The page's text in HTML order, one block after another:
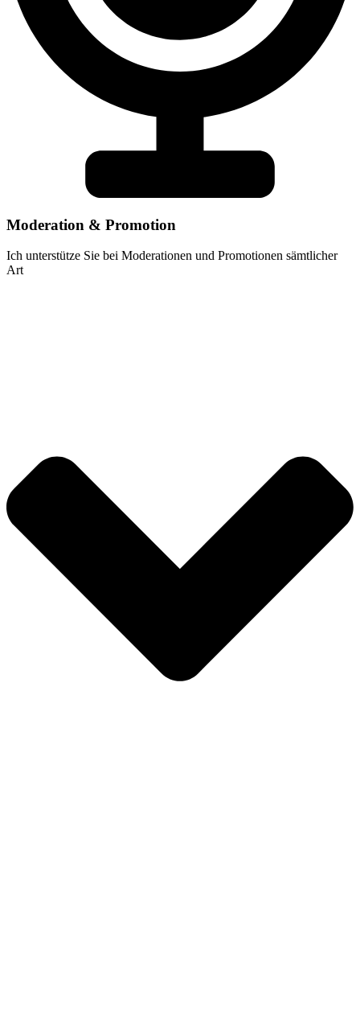
Moderation & Promotion
Ich unterstütze Sie bei Moderationen und Promotionen sämtlicher
Art